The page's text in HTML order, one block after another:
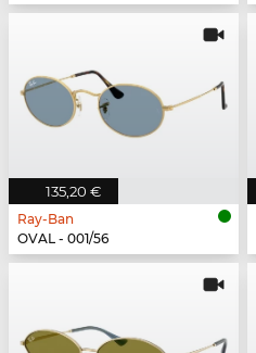
135,20 €
Ray-Ban
OVAL - 001/56